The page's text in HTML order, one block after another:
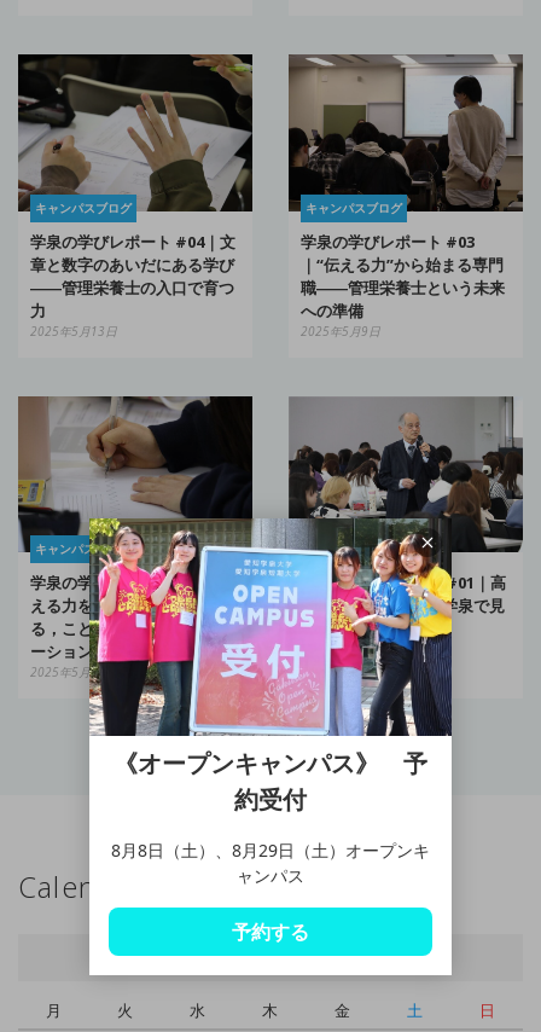
キャンパスブログ
学泉の学びレポート #04｜文
章と数字のあいだにある学び
――管理栄養士の入口で育つ
力
2025年5月13日
キャンパスブログ
学泉の学びレポート #03
｜“伝える力”から始まる専門
職――管理栄養士という未来
への準備
2025年5月9日
キャンパスブログ
学泉の学びレポート #02｜伝
える力を描く――表情に宿
る，ことば以上のコミュニケ
ーション
2025年5月8日
キャンパスブログ
学泉の学びレポート #01｜高
校生のその先へ――学泉で見
つける学びの原点
2025年5月1日
Calendar
2025年5月
月 火 水 木 金 土
日
《オープンキャンパス》 予
約受付
8月8日（土）、8月29日（土）オープンキ
ャンパス
予約する